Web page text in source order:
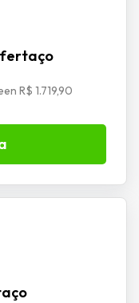
R$ 1.719,90